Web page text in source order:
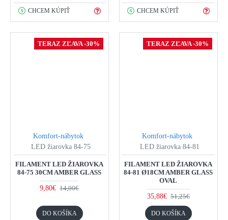
CHCEM KÚPIŤ CHCEM KÚPIŤ
TERAZ ZĽAVA -30%
Komfort-nábytok
LED žiarovka 84-75
FILAMENT LED ŽIAROVKA
84-75 30CM AMBER GLASS
9,80€ 14,00€
DO KOŠÍKA
TERAZ ZĽAVA -30%
Komfort-nábytok
LED žiarovka 84-81
FILAMENT LED ŽIAROVKA
84-81 Ø18CM AMBER GLASS
OVAL
35,88€ 51,25€
DO KOŠÍKA